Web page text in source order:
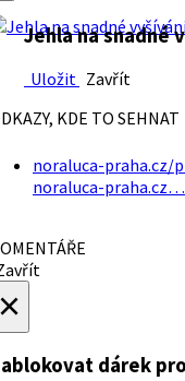
Jehla na snadné
Uložit Zavřít
KDE TO SEHNAT
noraluca-
noraluca-praha.cz…
dárek